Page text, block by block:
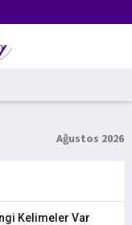
Ağustos 2026
Kelimeler Var